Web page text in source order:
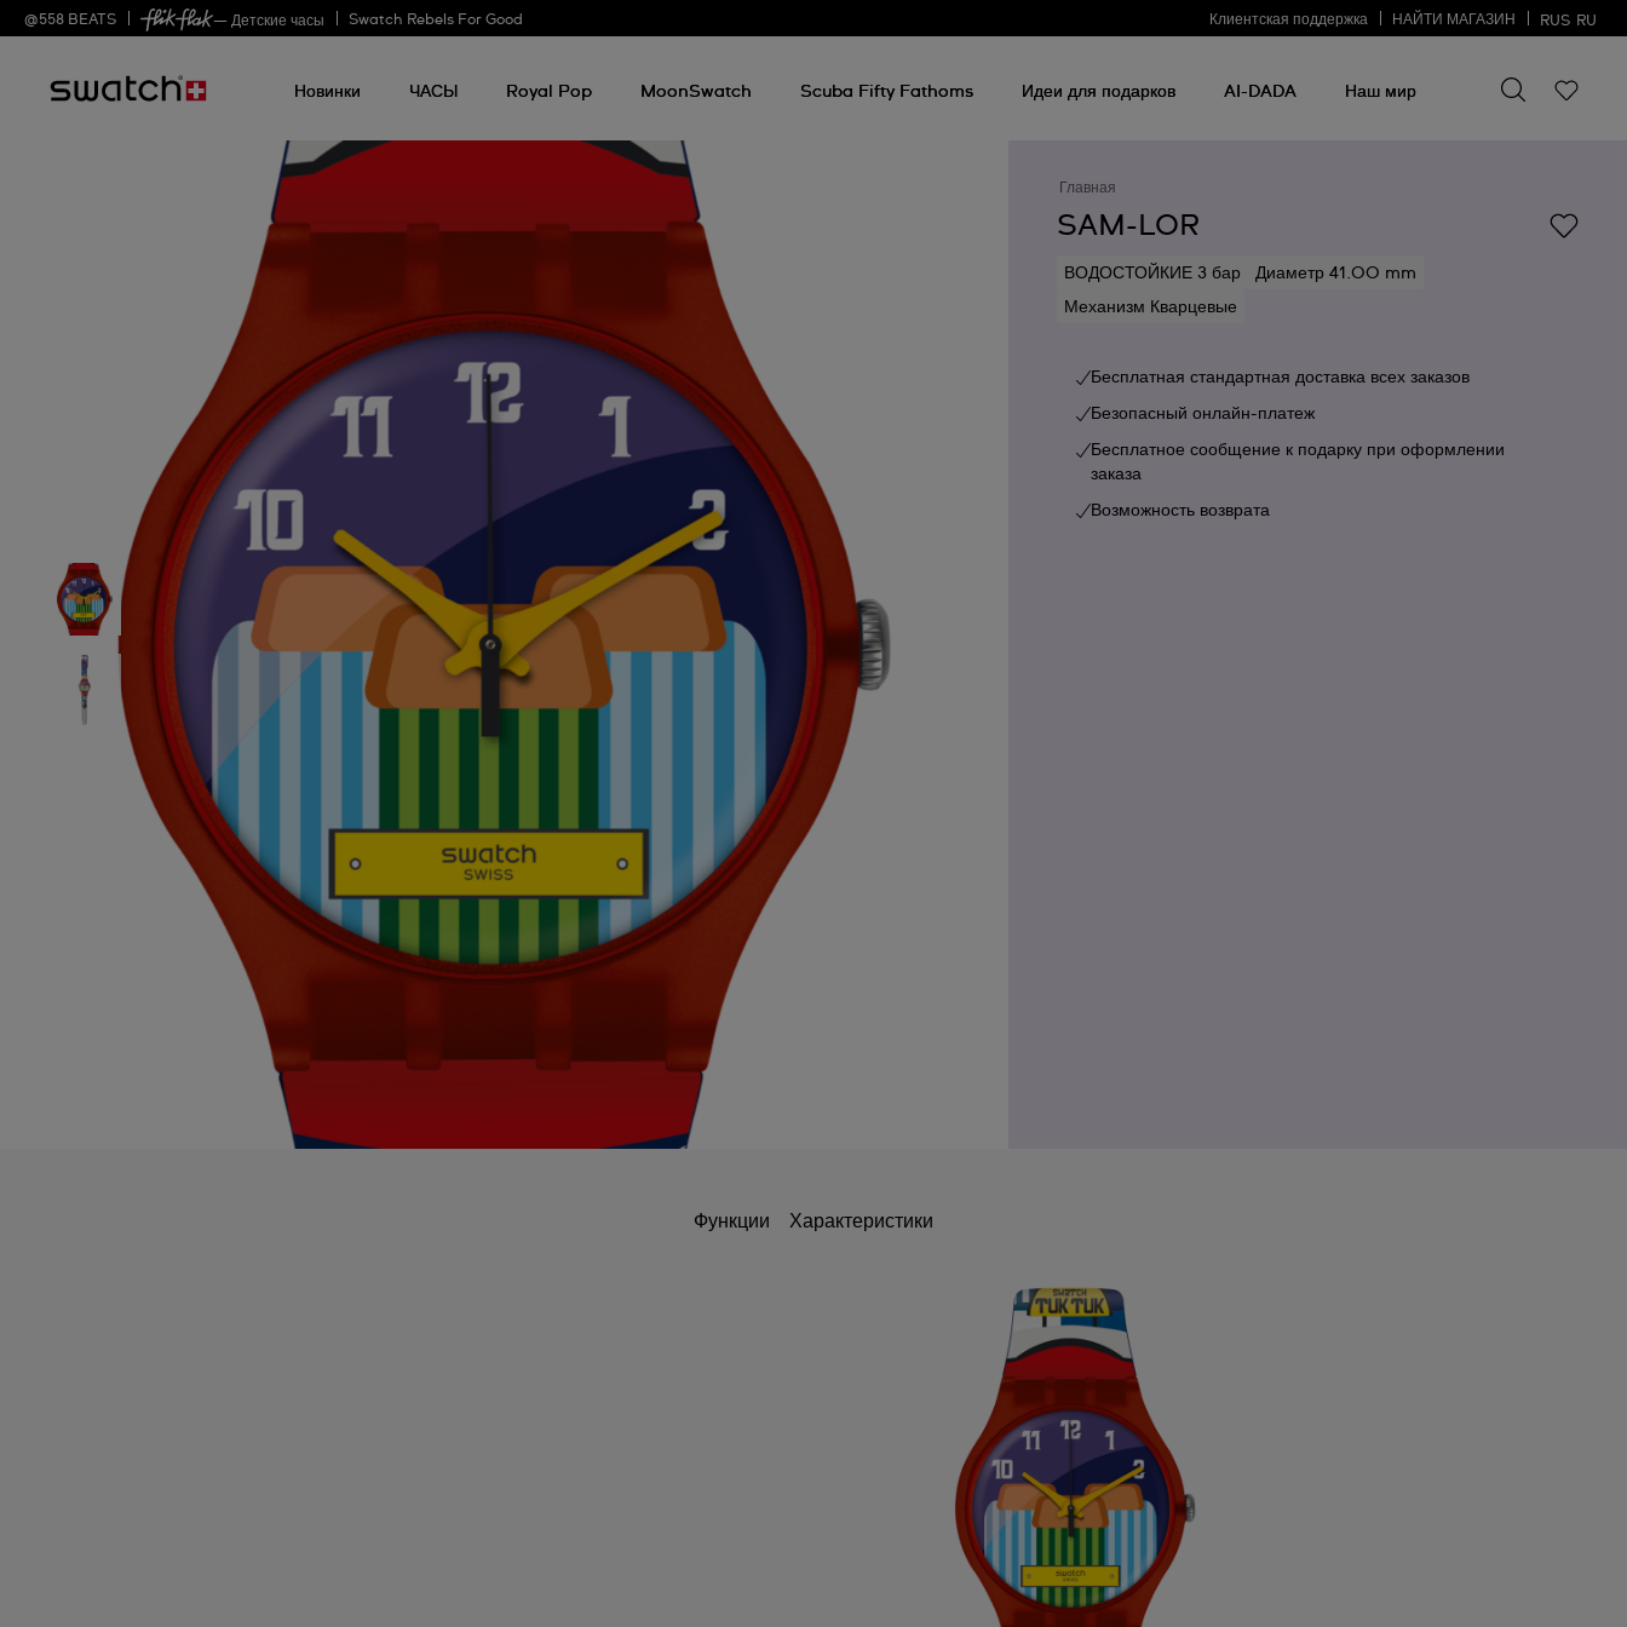
@558 BEATS — Детские часы Swatch Rebels For Good Клиентская поддержка НАЙТИ МАГАЗИН RUS RU
Новинки ЧАСЫ Royal Pop MoonSwatch Scuba Fifty Fathoms Идеи для подарков AI-DADA Наш мир
что-
то
Главная
SAM-LOR
ВОДОСТОЙКИЕ 3 бар
Диаметр 41.00 mm
Механизм Кварцевые
Бесплатная стандартная доставка всех заказов
Безопасный онлайн-платеж
Бесплатное сообщение к подарку при оформлении
заказа
Возможность возврата
Функции Характеристики